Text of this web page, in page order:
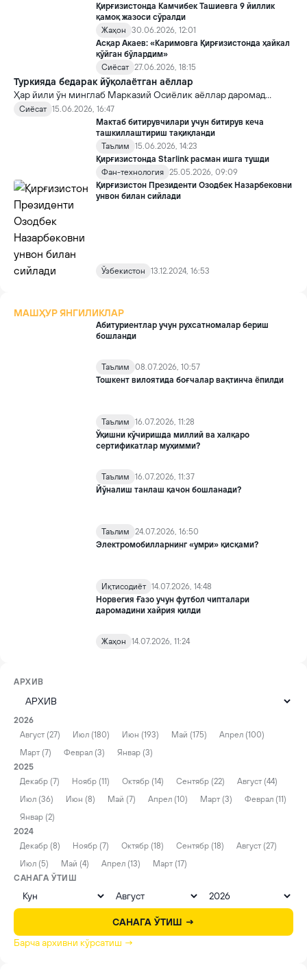
Қирғизистонда Камчибек Ташиевга 9 йиллик
қамоқ жазоси сўралди
Жаҳон
30.06.2026, 12:01
Асқар Акаев: «Каримовга Қирғизистонда ҳайкал
қўйган бўлардим»
Сиёсат 27.06.2026, 18:15
Туркияда бедарак йўқолаётган аёллар
Ҳар йили ўн минглаб Марказий Осиёлик аёллар даромад
топиш мақсадида Туркияга йўл олади. Сўнгги йилларда
миграция талабларининг кучайтирилиши ва кўплаб
аёлларнинг қонуний мақомга эга эмаслиги сабабли улар уй
хизматчиси сифатида ноқонуний ишлашга мажбур бўлмоқда.
Сиёсат 15.06.2026, 16:47
Мактаб битирувчилари учун битирув кеча
ташкиллаштириш тақиқланди
Таълим
15.06.2026, 14:23
Қирғизистонда Starlink расман ишга тушди
Фан-технология 25.05.2026, 09:09
Қирғизистон Президенти Озодбек Назарбековни
унвон билан сийлади
Ўзбекистон 13.12.2024, 16:53
МАШҲУР ЯНГИЛИКЛАР
Абитуриентлар учун рухсатномалар бериш
бошланди
Таълим
08.07.2026, 10:57
Тошкент вилоятида боғчалар вақтинча ёпилди
Таълим
16.07.2026, 11:28
Ўқишни кўчиришда миллий ва халқаро
сертификатлар муҳимми?
Таълим
16.07.2026, 11:37
Йўналиш танлаш қачон бошланади?
Таълим
24.07.2026, 16:50
Электромобилларнинг «умри» қисқами?
Иқтисодиёт 14.07.2026, 14:48
Норвегия Ғазо учун футбол чипталари
даромадини хайрия қилди
Жаҳон 14.07.2026, 11:24
АРХИВ
2026
Август (27)
Июл (180) Июн (193) Май (175)
Апрел (100)
Март (7)
Феврал (3)
Январ (3)
2025
Декабр (7)
Ноябр (11) Октябр (14) Сентябр (22)
Август (44)
Июл (36)
Июн (8) Май (7) Апрел (10) Март (3)
Феврал (11)
Январ (2)
2024
Декабр (8)
Ноябр (7) Октябр (18) Сентябр (18)
Август (27)
Июл (5)
Май (4) Апрел (13)
Март (17)
САНАГА ЎТИШ
САНАГА ЎТИШ →
Барча архивни кўрсатиш →